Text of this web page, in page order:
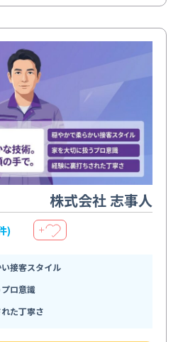
株式会社 志事人
) ＋
接客スタイル
ロ意識
た丁寧さ